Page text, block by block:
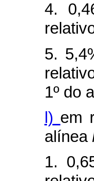
4.
5.
1º do
l) em
alínea
1.